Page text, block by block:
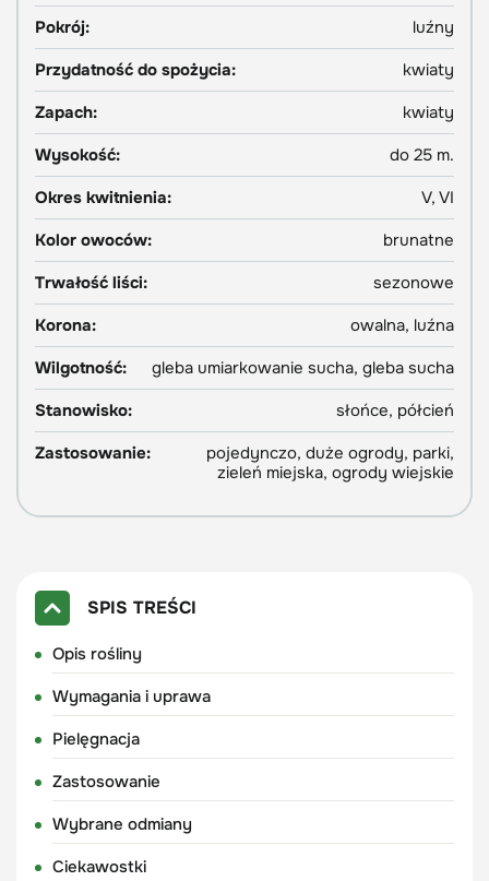
Pokrój:
luźny
Przydatność do spożycia:
kwiaty
Zapach:
kwiaty
Wysokość:
do 25 m.
Okres kwitnienia:
V, VI
Kolor owoców:
brunatne
Trwałość liści:
sezonowe
Korona:
owalna, luźna
Wilgotność:
gleba umiarkowanie sucha, gleba sucha
Stanowisko:
słońce, półcień
Zastosowanie:
pojedynczo, duże ogrody, parki,
zieleń miejska, ogrody wiejskie
SPIS TREŚCI
Opis rośliny
Wymagania i uprawa
Pielęgnacja
Zastosowanie
Wybrane odmiany
Ciekawostki